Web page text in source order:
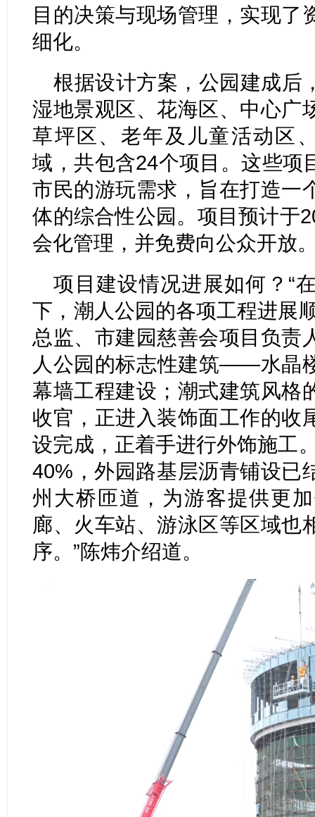
目的决策与现场管理，实现了
细化。
根据设计方案，公园建成后
湿地景观区、花海区、中心广
草坪区、老年及儿童活动区
域，共包含24个项目。这些项
市民的游玩需求，旨在打造一
体的综合性公园。项目预计于
会化管理，并免费向公众开放
项目建设情况进展如何？“
下，潮人公园的各项工程进展
总监、市建园慈善会项目负责
人公园的标志性建筑——水晶
幕墙工程建设；潮式建筑风格
收官，正进入装饰面工作的收
设完成，正着手进行外饰施工
40%，外园路基层沥青铺设已
州大桥匝道，为游客提供更
廊、火车站、游泳区等区域也
序。”陈炜介绍道。